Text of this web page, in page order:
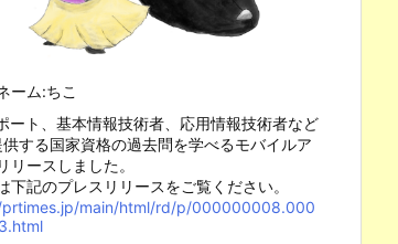
you forget to
ーム:ちこ
ート、基本情報技術者、応用情報技術者など
供する国家資格の過去問を学べるモバイルア
リースしました。
下記のプレスリリースをご覧ください。
main/html/rd/p/000000008.000